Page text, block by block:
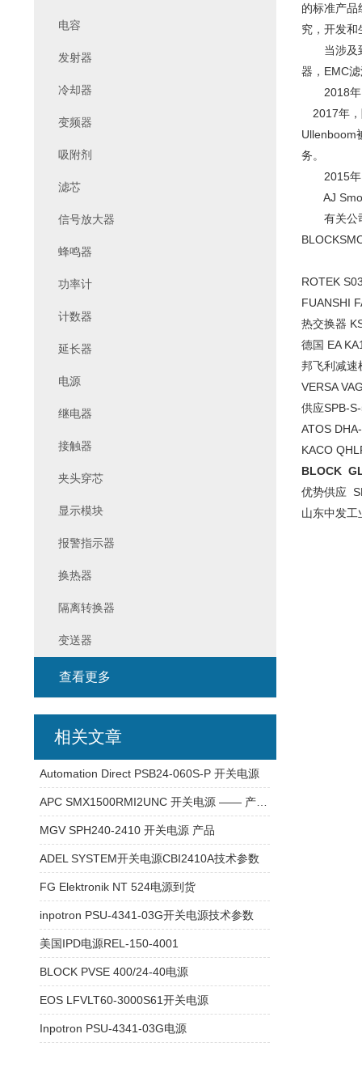
的标准产品
究，开发和
当涉及到
器，EMC
2018年，
2017年，
Ullenboom
务。
2015年
AJ Smoy
有关公司
ROTEK
FUANSHI
热交换器
德国 EA
邦飞利减
VERSA
供应SPB-
ATOS
KACO
BLOCK
优势供应
山东中发工
电容
发射器
冷却器
变频器
吸附剂
滤芯
信号放大器
蜂鸣器
功率计
计数器
延长器
电源
继电器
接触器
夹头穿芯
显示模块
报警指示器
换热器
隔离转换器
变送器
查看更多
相关文章
Automation Direct PSB24-060S-P 开关电源
MGV SPH240-2410 开关电源 产品
ADEL SYSTEM开关电源CBI2410A技术参数
FG Elektronik NT 524电源到货
inpotron PSU-4341-03G开关电源技术参数
美国IPD电源REL-150-4001
BLOCK PVSE 400/24-40电源
EOS LFVLT60-3000S61开关电源
Inpotron PSU-4341-03G电源